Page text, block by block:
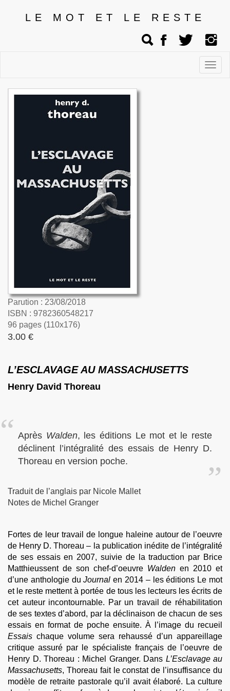
LE MOT ET LE RESTE
Parution : 23/08/2018
ISBN : 9782360548217
96 pages (110x176)
3.00 €
L’ESCLAVAGE AU MASSACHUSETTS
Henry David Thoreau
Après Walden, les éditions Le mot et le reste
déclinent l’intégralité des essais de Henry D.
Thoreau en version poche.
Traduit de l’anglais par Nicole Mallet
Notes de Michel Granger
Fortes de leur travail de longue haleine autour de l’oeuvre
de Henry D. Thoreau – la publication inédite de l’intégralité
de ses essais en 2007, suivie de la traduction par Brice
Matthieussent de son chef-d’oeuvre Walden en 2010 et
d’une anthologie duJournal en 2014 – les éditions Le mot
et le reste mettent à portée de tous les lecteurs les écrits de
cet auteur incontournable. Par un travail de réhabilitation
de ses textes d’abord, par la déclinaison de chacun de ses
essais en format de poche ensuite. À l’image du recueil
Essais chaque volume sera rehaussé d’un appareillage
critique assuré par le spécialiste français de l’oeuvre de
Henry D. Thoreau : Michel Granger. Dans L’Esclavage au
Massachusetts, Thoreau fait le constat de l’insuffisance du
modèle de retraite pastorale qu’il avait élaboré. La culture